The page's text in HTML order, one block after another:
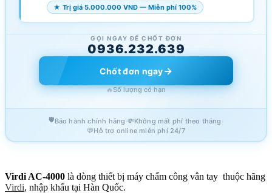
★ Trị giá 5.000.000 VNĐ — Miễn phí 100%
GỌI NGAY ĐỂ CHỐT ĐƠN
0936.232.639
Chốt đơn ngay→
🔥Số lượng có hạn
🛡️Bảo hành chính hãng ·💸Không mất phí theo tháng ·
💬Hỗ trợ online miễn phí 24/7
Virdi AC-4000 là dòng thiết bị máy chấm công vân tay thuộc hãng
Virdi, nhập khẩu tại Hàn Quốc.